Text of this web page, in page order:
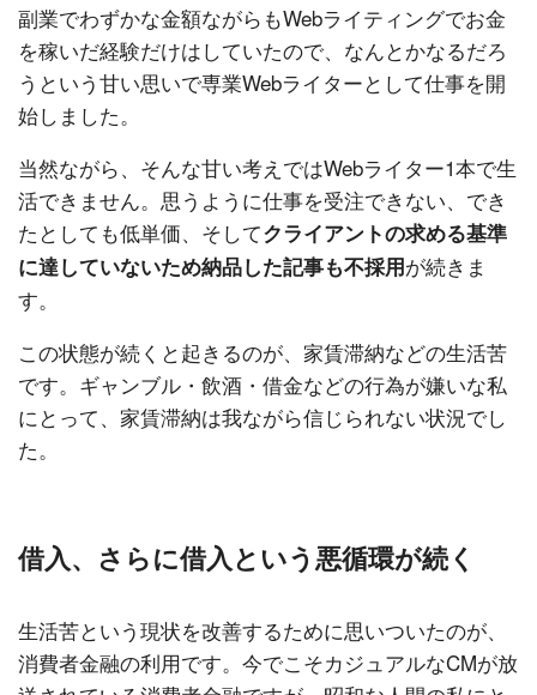
副業でわずかな金額ながらもWebライティングでお金
を稼いだ経験だけはしていたので、なんとかなるだろ
うという甘い思いで専業Webライターとして仕事を開
始しました。
当然ながら、そんな甘い考えではWebライター1本で生
活できません。思うように仕事を受注できない、でき
たとしても低単価、そしてクライアントの求める基準
に達していないため納品した記事も不採用が続きま
す。
この状態が続くと起きるのが、家賃滞納などの生活苦
です。ギャンブル・飲酒・借金などの行為が嫌いな私
にとって、家賃滞納は我ながら信じられない状況でし
た。
借入、さらに借入という悪循環が続く
生活苦という現状を改善するために思いついたのが、
消費者金融の利用です。今でこそカジュアルなCMが放